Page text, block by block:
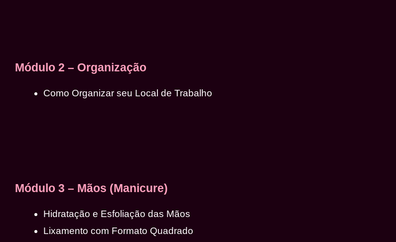
Módulo 2 – Organização
Como Organizar seu Local de Trabalho
Módulo 3 – Mãos (Manicure)
Hidratação e Esfoliação das Mãos
Lixamento com Formato Quadrado